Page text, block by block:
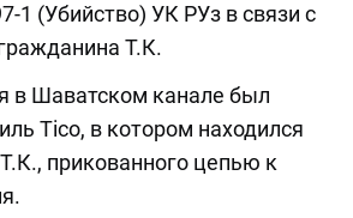
1 (Убийство) УК РУз в связи с
Т.К.
в Шаватском канале был
Tico, в котором находился
прикованного цепью к